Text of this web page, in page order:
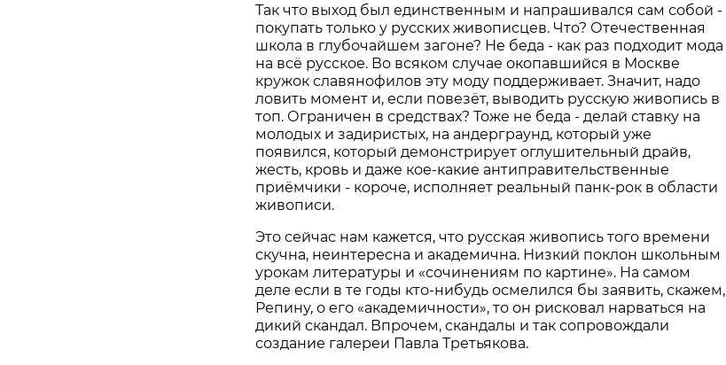
Так что выход был единственным и напрашивался сам собой -
покупать только у русских живописцев. Что? Отечест­венная
школа в глубочайшем загоне? Не беда - как раз подходит мода
на всё русское. Во всяком случае окопавшийся в Москве
кружок славянофилов эту моду поддерживает. Значит, надо
ловить момент и, если повезёт, выводить русскую живопись в
топ. Ограничен в средствах? Тоже не беда - делай ставку на
молодых и задиристых, на андерграунд, который уже
появился, который демонстрирует оглушительный драйв,
жесть, кровь и даже кое-какие ан­типравительственные
приём­чики - короче, исполняет реальный панк-рок в области
живописи.
Это сейчас нам кажется, что русская живопись того времени
скучна, неинтересна и академична. Низкий поклон школьным
урокам литературы и «сочинениям по картине». На самом
деле если в те годы кто-нибудь осмелился бы заявить, скажем,
Репину, о его «академичности», то он рисковал нарваться на
дикий скандал. Впрочем, скандалы и так сопровождали
создание галереи Павла Третьякова.